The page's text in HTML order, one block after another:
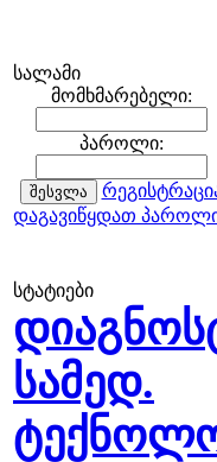
სალამი
მომხმარებელი:
პაროლი:
დაგავიწყდათ
სტატიები
სამედ.